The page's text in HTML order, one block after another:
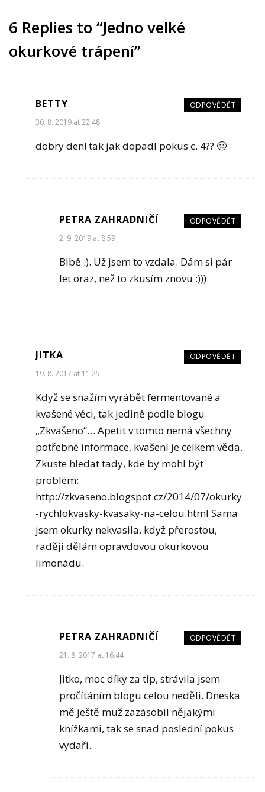
6 Replies to “Jedno velké
okurkové trápení”
ODPOVĚDĚT
BETTY
30. 8. 2019 at 22:48
dobry den! tak jak dopadl pokus c. 4?? 🙂
ODPOVĚDĚT
PETRA ZAHRADNIČÍ
2. 9. 2019 at 8:59
Blbě :). Už jsem to vzdala. Dám si pár
let oraz, než to zkusím znovu :)))
ODPOVĚDĚT
JITKA
19. 8. 2017 at 11:25
Když se snažím vyrábět fermentované a
kvašené věci, tak jedině podle blogu
„Zkvašeno“… Apetit v tomto nemá všechny
potřebné informace, kvašení je celkem věda.
Zkuste hledat tady, kde by mohl být
problém:
http://zkvaseno.blogspot.cz/2014/07/okurky
-rychlokvasky-kvasaky-na-celou.html Sama
jsem okurky nekvasila, když přerostou,
raději dělám opravdovou okurkovou
limonádu.
ODPOVĚDĚT
PETRA ZAHRADNIČÍ
21. 8. 2017 at 16:44
Jitko, moc díky za tip, strávila jsem
pročítáním blogu celou neděli. Dneska
mě ještě muž zazásobil nějakými
knížkami, tak se snad poslední pokus
vydaří.